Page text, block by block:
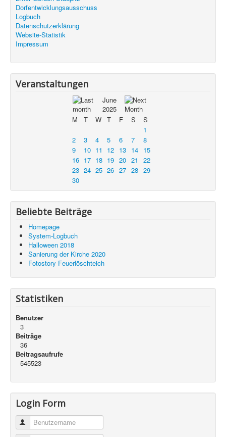
Dorfentwicklungsausschuss
Logbuch
Datenschutzerklärung
Website-Statistik
Impressum
Veranstaltungen
June
2025
M
T W T F S
S
1
2
3 4 5 6 7
8
9
10 11 12 13 14
15
16 17 18 19 20 21
22
23 24 25 26 27 28 29
30
Beliebte Beiträge
Homepage
System-Logbuch
Halloween 2018
Sanierung der Kirche 2020
Fotostory Feuerlöschteich
Statistiken
Benutzer
3
Beiträge
36
Beitragsaufrufe
545523
Login Form
Benutzername